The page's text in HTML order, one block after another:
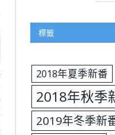
標籤
2018年夏季新番
2018年秋季
2019年冬季新